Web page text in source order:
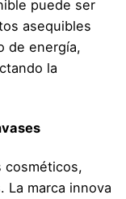
puede ser
asequibles
de energía,
la
cosméticos,
La marca innova